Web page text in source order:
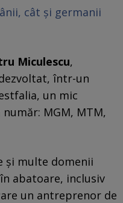
cât și germanii
Miculescu,
într-un
un mic
MGM, MTM,
și multe domenii
abatoare, inclusiv
un antreprenor de